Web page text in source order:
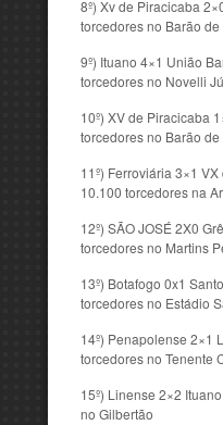
8º) Xv de Piracicaba
torcedores no Barão
9º) Ituano 4×1 União
torcedores no Novelli
10º) XV de Piracicaba
torcedores no Barão
11º) Ferroviária 3×1
10.100 torcedores na
12º) SÃO JOSÉ 2X0
torcedores no Martins
13º) Botafogo 0x1
torcedores no Estádio
14º) Penapolense 2×1
torcedores no Tenente
15º) Linense 2×2
no Gilbertão